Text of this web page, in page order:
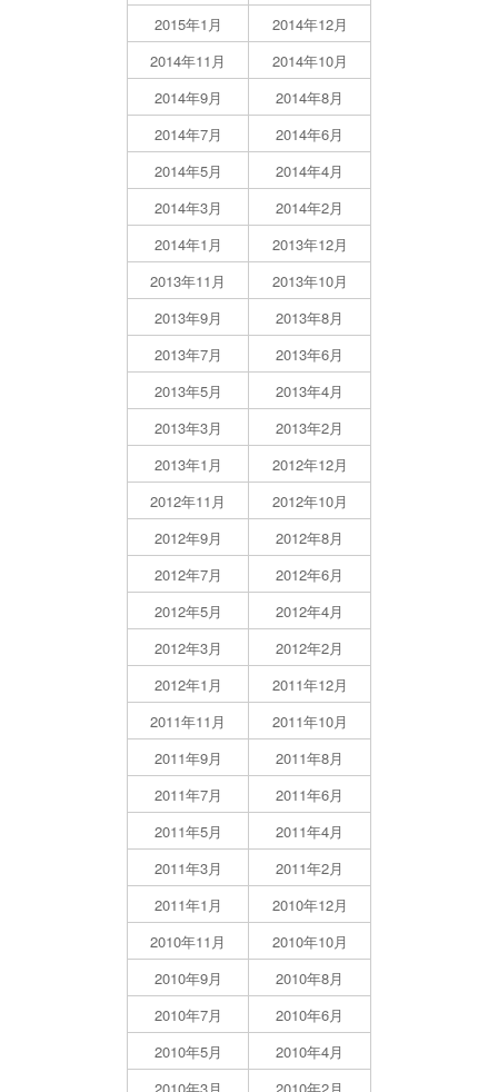
2015年1月
2014年12月
2014年11月
2014年10月
2014年9月
2014年8月
2014年7月
2014年6月
2014年5月
2014年4月
2014年3月
2014年2月
2014年1月
2013年12月
2013年11月
2013年10月
2013年9月
2013年8月
2013年7月
2013年6月
2013年5月
2013年4月
2013年3月
2013年2月
2013年1月
2012年12月
2012年11月
2012年10月
2012年9月
2012年8月
2012年7月
2012年6月
2012年5月
2012年4月
2012年3月
2012年2月
2012年1月
2011年12月
2011年11月
2011年10月
2011年9月
2011年8月
2011年7月
2011年6月
2011年5月
2011年4月
2011年3月
2011年2月
2011年1月
2010年12月
2010年11月
2010年10月
2010年9月
2010年8月
2010年7月
2010年6月
2010年5月
2010年4月